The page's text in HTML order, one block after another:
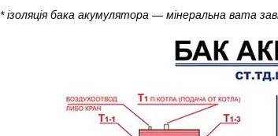
* ізоляція бака акумулятора — мінеральна